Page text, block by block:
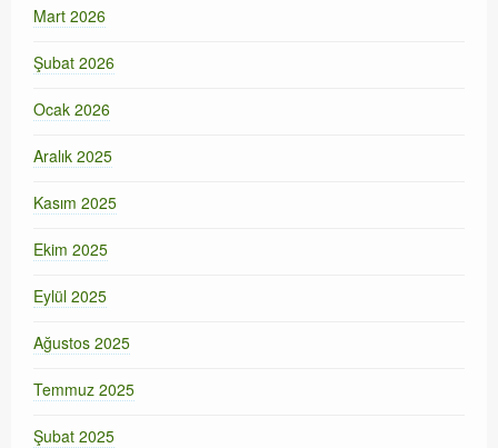
Mart 2026
Şubat 2026
Ocak 2026
Aralık 2025
Kasım 2025
Ekim 2025
Eylül 2025
Ağustos 2025
Temmuz 2025
Şubat 2025